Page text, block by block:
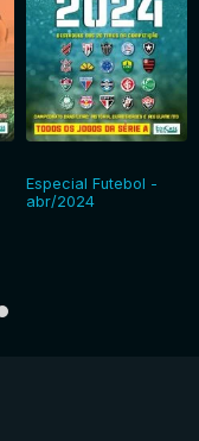
Especial Futebol -
abr/2024